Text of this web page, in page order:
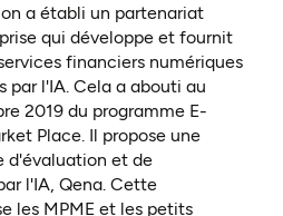
a établi un partenariat
qui développe et fournit
financiers numériques
par l'IA. Cela a abouti au
2019 du programme E-
Place. Il propose une
d'évaluation et de
l'IA, Qena. Cette
les MPME et les petits